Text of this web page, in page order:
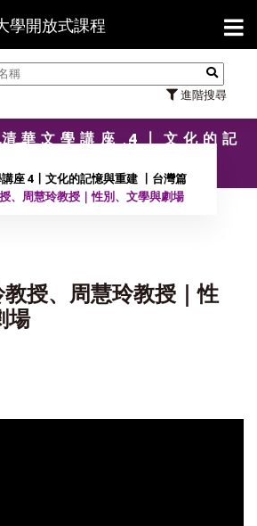
學開放式課程
進階搜尋
【
華文學講座 4〡文化的記
重建 〡台灣篇
座 4〡文化的記憶與重建 〡台灣篇
、周慧玲教授｜性別、文學與劇場
授、周慧玲教授｜性
場